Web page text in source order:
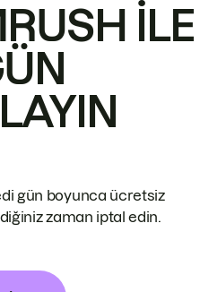
ILE
gün boyunca ücretsiz
zaman iptal edin.